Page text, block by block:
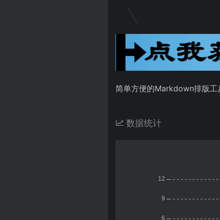
简单方便的Markdown排版工
数据统计